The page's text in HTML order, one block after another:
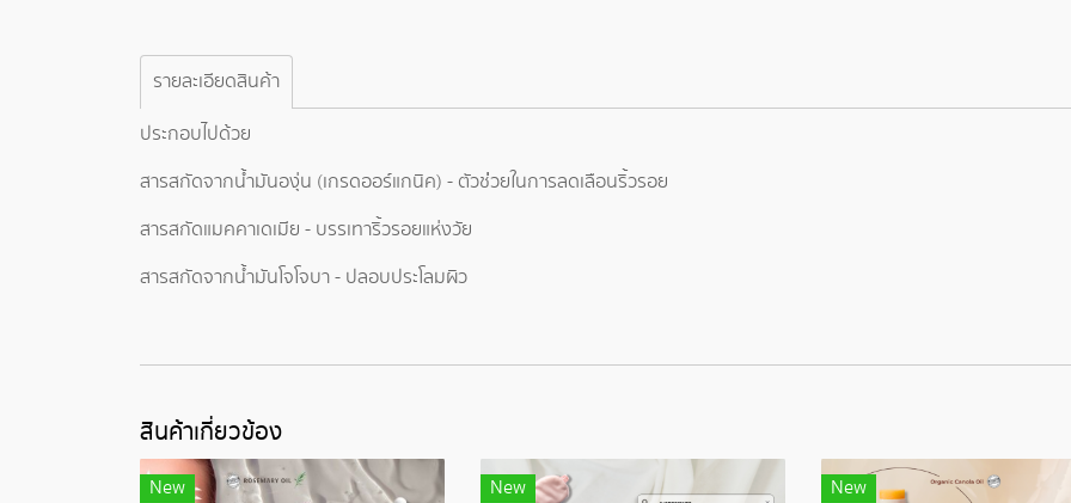
รายละเอียดสินค้า
ประกอบไปด้วย
สารสกัดจากน้ำมันองุ่น (เกรดออร์แกนิค) - ตัวช่่วยในการลดเลือนริ้วรอย
สารสกัดแมคคาเดเมีย - บรรเทาริ้วรอยแห่งวัย
สารสกัดจากน้ำมันโจโจบา - ปลอบประโลมผิว
สินค้าเกี่ยวข้อง
New New New